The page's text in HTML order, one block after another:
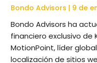
Bondo Advisors 9 de
Bondo Advisors ha
financiero exclusivo
MotionPoint, líder
localización de sitios